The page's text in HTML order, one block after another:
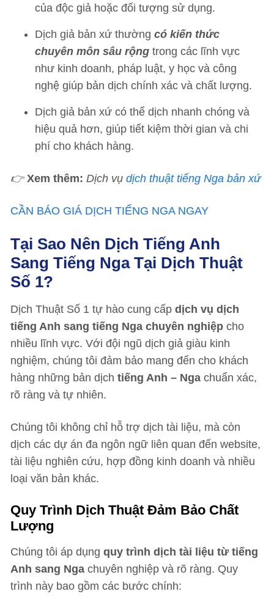
của độc giả hoặc đối tượng sử dụng.
Dịch giả bản xứ thường có kiến thức
chuyên môn sâu rộng trong các lĩnh vực
như kinh doanh, pháp luật, y học và công
nghệ giúp bản dịch chính xác và chất lượng.
Dịch giả bản xứ có thể dịch nhanh chóng và
hiệu quả hơn, giúp tiết kiệm thời gian và chi
phí cho khách hàng.
👉 Xem thêm: Dịch vụ dịch thuật tiếng Nga bản xứ
CẦN BÁO GIÁ DỊCH TIẾNG NGA NGAY
Tại Sao Nên Dịch Tiếng Anh
Sang Tiếng Nga Tại Dịch Thuật
Số 1?
Dịch Thuật Số 1 tự hào cung cấp dịch vụ dịch
tiếng Anh sang tiếng Nga chuyên nghiệp cho
nhiều lĩnh vực. Với đội ngũ dịch giả giàu kinh
nghiệm, chúng tôi đảm bảo mang đến cho khách
hàng những bản dịch tiếng Anh – Nga chuẩn xác,
rõ ràng và tự nhiên.
Chúng tôi không chỉ hỗ trợ dịch tài liệu, mà còn
dịch các dự án đa ngôn ngữ liên quan đến website,
tài liệu nghiên cứu, hợp đồng kinh doanh và nhiều
loại văn bản khác.
Quy Trình Dịch Thuật Đảm Bảo Chất
Lượng
Chúng tôi áp dụng quy trình dịch tài liệu từ tiếng
Anh sang Nga chuyên nghiệp và rõ ràng. Quy
trình này bao gồm các bước chính: